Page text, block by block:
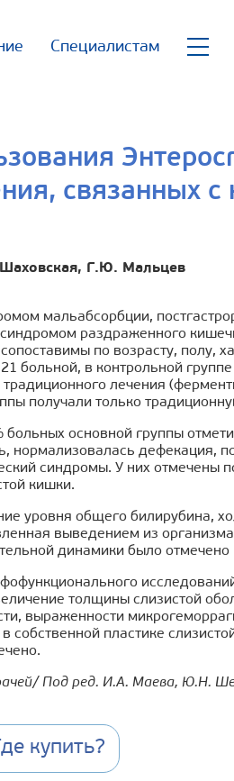
Специалистам
связанных
Г.Ю. Мальцев
мальабсорбции,
синдромом раздраженного
по возрасту, полу,
больной, в контрольной
лечения
получали только
больных основной группы
нормализовалась дефекация,
синдромы. У них отмечены
кишки.
уровня общего билирубина,
выведением из
динамики было
толщины слизистой
выраженности
собственной пластике
Под ред. И.А. Маева, Ю.Н.
купить?